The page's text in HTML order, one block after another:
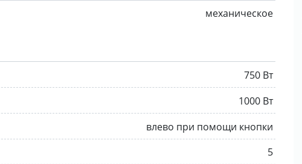
механическое
750 Вт
1000 Вт
влево при помощи кнопки
5